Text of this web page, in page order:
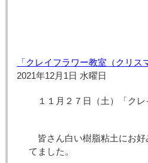
「クレイフラワー教室（クリス
2021年12月1日 水曜日
１１月２７日（土）「ク
皆さん白い樹脂粘土にお
てました。